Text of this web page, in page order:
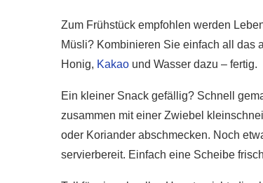
Zum Frühstück empfohlen werden
Müsli? Kombinieren Sie einfach all das
Honig, Kakao und Wasser dazu – fertig.
Ein kleiner Snack gefällig? Schnell
zusammen mit einer Zwiebel
oder Koriander abschmecken. Noch
servierbereit. Einfach eine Scheibe